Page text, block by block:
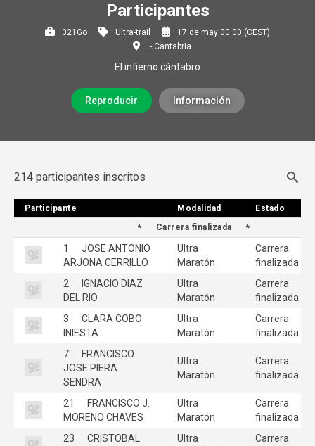
Participantes
321Go Ultra-trail
17 de may 00:00 (CEST)
- Cantabria
El infierno cántabro
Reproducir Información
214 participantes inscritos
Participante Modalidad
Estado
Carrera finalizada
1
JOSE ANTONIO
ARJONA CERRILLO
Ultra
Maratón
Carrera
finalizada
2
IGNACIO DIAZ
DEL RIO
Ultra
Maratón
Carrera
finalizada
3
CLARA COBO
INIESTA
Ultra
Maratón
Carrera
finalizada
7
FRANCISCO
JOSE PIERA
SENDRA
Ultra
Maratón
Carrera
finalizada
21
FRANCISCO J.
MORENO CHAVES
Ultra
Maratón
Carrera
finalizada
23
CRISTOBAL
Ultra
Carrera
Participante Modalidad Estado